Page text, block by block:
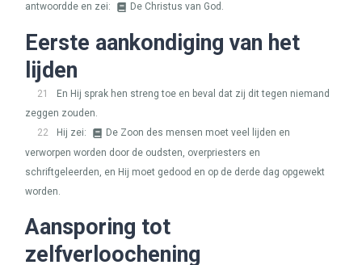
antwoordde en zei:
De Christus van God.
Eerste aankondiging van het
lijden
21
En Hij sprak hen streng toe en beval dat zij dit tegen niemand
zeggen zouden.
22
Hij zei:
De Zoon des mensen moet veel lijden en
verworpen worden door de oudsten, overpriesters en
schriftgeleerden, en Hij moet gedood en op de derde dag opgewekt
worden.
Aansporing tot
zelfverloochening